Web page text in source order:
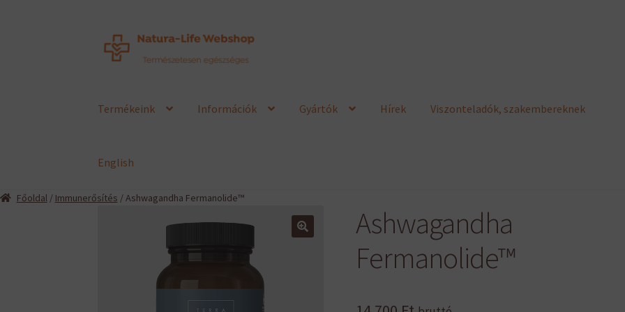
Ugrás
Kilépés
Termékeink Információk Gyártók Hírek Viszonteladók, szakembereknek
English
Főoldal/ Immunerősítés / Ashwagandha Fermanolide™
Ashwagandha
Fermanolide™